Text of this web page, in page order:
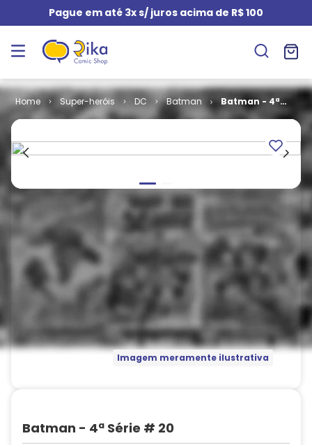
Pague em até 3x s/ juros acima de R$ 100
Super-heróis DC Batman
Batman - 4ª
Série # 20
Imagem meramente ilustrativa
Batman - 4ª Série # 20